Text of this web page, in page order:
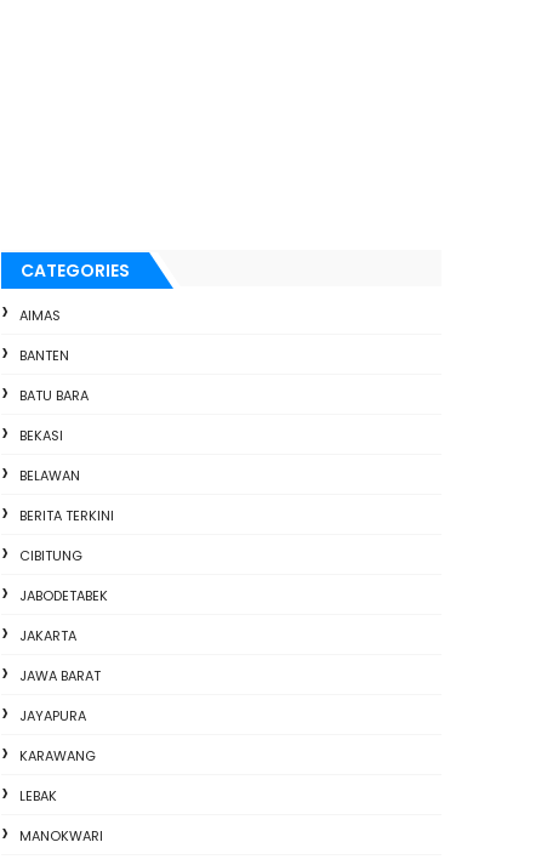
CATEGORIES
AIMAS
BANTEN
BATU BARA
BEKASI
BELAWAN
BERITA TERKINI
CIBITUNG
JABODETABEK
JAKARTA
JAWA BARAT
JAYAPURA
KARAWANG
LEBAK
MANOKWARI